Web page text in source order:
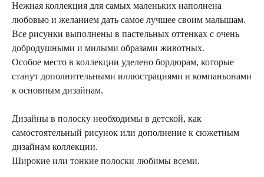
Нежная коллекция для самых маленьких наполнена
любовью и желанием дать самое лучшее своим малышам.
Все рисунки выполнены в пастельных оттенках с очень
добродушными и милыми образами животных.
Особое место в коллекции уделено бордюрам, которые
станут дополнительными иллюстрациями и компаньонами
к основным дизайнам.
Дизайны в полоску необходимы в детской, как
самостоятельный рисунок или дополнение к сюжетным
дизайнам коллекции.
Широкие или тонкие полоски любимы всеми.